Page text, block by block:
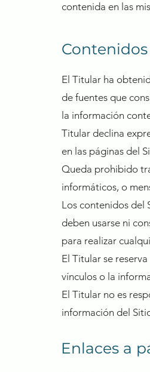
contenida en las
Contenidos
El Titular ha
de fuentes que
la información
Titular declina
en las páginas del
Queda prohibido
informáticos, o
Los contenidos del
deben usarse ni
para realizar
El Titular se
vínculos o la
El Titular no es
información del
Enlaces a